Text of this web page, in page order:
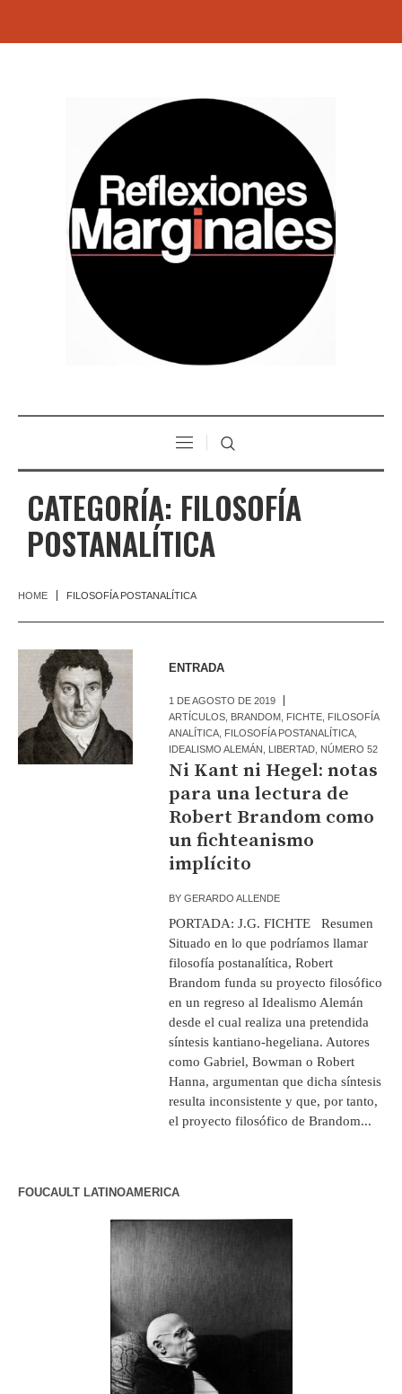
CATEGORÍA: FILOSOFÍA
POSTANALÍTICA
HOME FILOSOFÍA POSTANALÍTICA
ENTRADA
1 DE AGOSTO DE 2019
ARTÍCULOS BRANDOM FICHTE FILOSOFÍA
ANALÍTICA FILOSOFÍA POSTANALÍTICA
IDEALISMO ALEMÁN
LIBERTAD NÚMERO 52
Ni Kant ni Hegel: notas
para una lectura de
Robert Brandom como
un fichteanismo
implícito
BYGERARDO ALLENDE
PORTADA: J.G. FICHTE Resumen
Situado en lo que podríamos llamar
filosofía postanalítica, Robert
Brandom funda su proyecto filosófico
en un regreso al Idealismo Alemán
desde el cual realiza una pretendida
síntesis kantiano-hegeliana. Autores
como Gabriel, Bowman o Robert
Hanna, argumentan que dicha síntesis
resulta inconsistente y que, por tanto,
el proyecto filosófico de Brandom...
FOUCAULT LATINOAMERICA